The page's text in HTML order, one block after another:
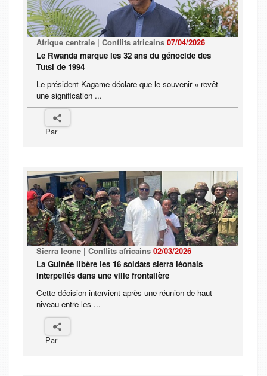
Afrique centrale | Conflits africains 07/04/2026
Le Rwanda marque les 32 ans du génocide des
Tutsi de 1994
Le président Kagame déclare que le souvenir « revêt
une signification ...
Par
Sierra leone | Conflits africains 02/03/2026
La Guinée libère les 16 soldats sierra léonais
interpellés dans une ville frontalière
Cette décision intervient après une réunion de haut
niveau entre les ...
Par